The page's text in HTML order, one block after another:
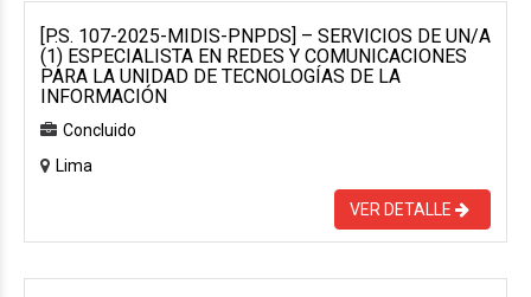
[P.S. 107-2025-MIDIS-PNPDS] – SERVICIOS DE UN/A
(1) ESPECIALISTA EN REDES Y COMUNICACIONES
PARA LA UNIDAD DE TECNOLOGÍAS DE LA
INFORMACIÓN
Concluido
Lima
VER DETALLE